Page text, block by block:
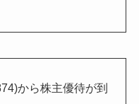
から株主優待が到